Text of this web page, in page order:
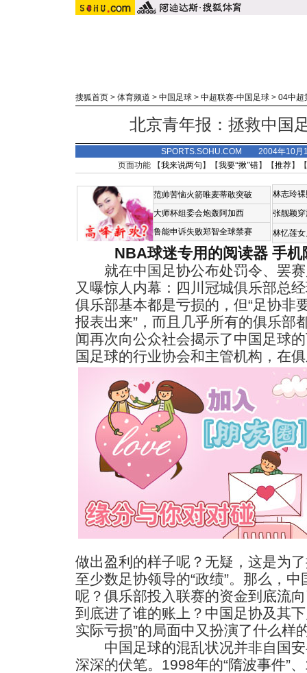
搜狐首页 > 体育频道 > 中国足球 > 中超联赛-中国足球 > 04中超
北京青年报：拯救中国
SPORTS.SOHU.COM 2004年10月
页面功能 【我来说两句 】【我要“揪”错】【推荐】
范帅苦恼火箭唯麦蒂敢突破
大师杯组委会炮轰阿加西
鲁能申诉失败郑智全球禁赛
林志玲
张靓颖
林忆莲
NBA球迷专用的阅读器 手机
就在中国足协公布处罚令、罢赛
又曝惊人内幕：四川冠城俱乐部总
俱乐部基本都是亏损的，但“足协非
报表出来”，而且几乎所有的俱乐部
闻再次向公众社会揭示了中国足球
国足球的行业协会和主管机构，在
做出盈利的样子呢？无疑，这是为
至少数足协领导的“政绩”。那么，
呢？俱乐部投入联赛的资金到底流
到底进了谁的账上？中国足协及其
实际亏损”的局面中又扮演了什么样
中国足球的混乱状况并非自国安
深深的伏笔。1998年的“隋波事件”